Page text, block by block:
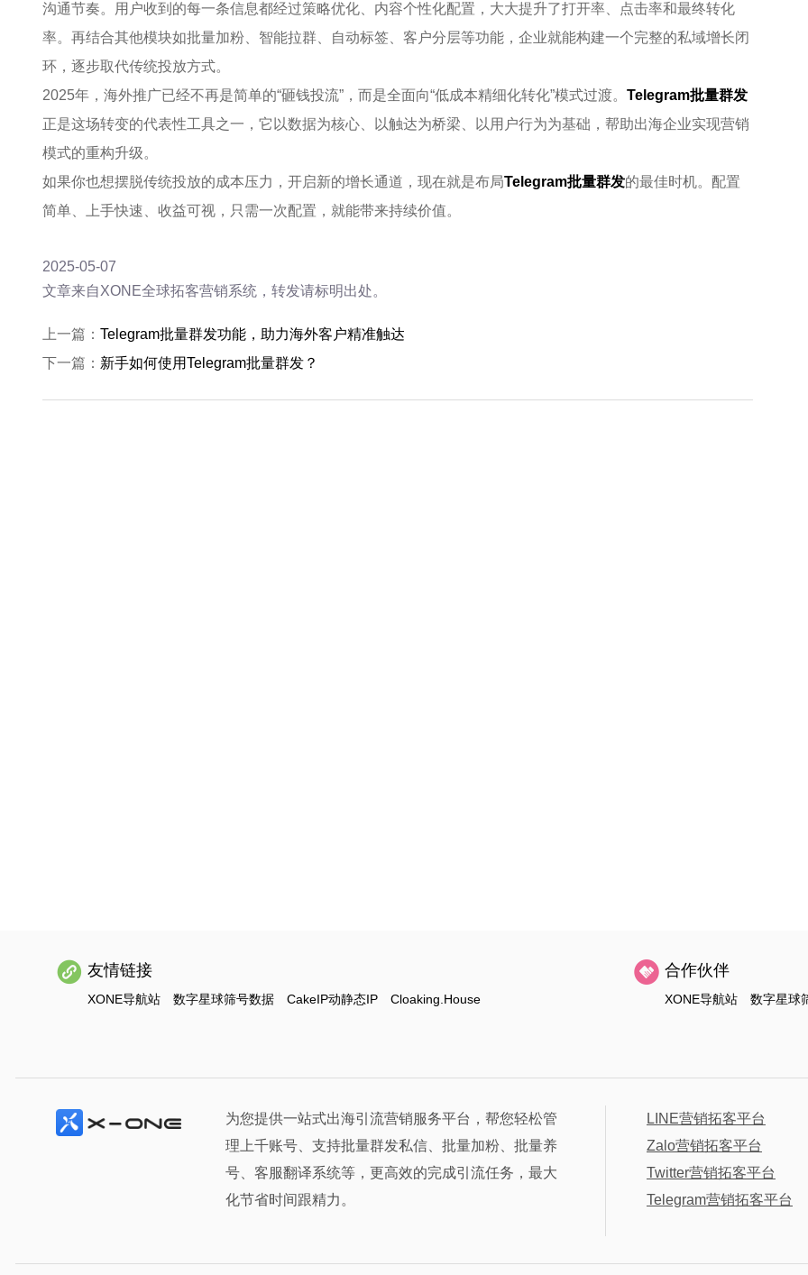
沟通节奏。用户收到的每一条信息都经过策略优化、内容个性化配置，大大提升了打开率、点击率和最终转化
率。再结合其他模块如批量加粉、智能拉群、自动标签、客户分层等功能，企业就能构建一个完整的私域增长闭
环，逐步取代传统投放方式。
2025年，海外推广已经不再是简单的“砸钱投流”，而是全面向“低成本精细化转化”模式过渡。 Telegram批量群发
正是这场转变的代表性工具之一，它以数据为核心、以触达为桥梁、以用户行为为基础，帮助出海企业实现营销
模式的重构升级。
如果你也想摆脱传统投放的成本压力，开启新的增长通道，现在就是布局Telegram批量群发的最佳时机。配置
简单、上手快速、收益可视，只需一次配置，就能带来持续价值。
2025-05-07
文章来自XONE全球拓客营销系统，转发请标明出处。
上一篇： Telegram批量群发功能，助力海外客户精准触达
下一篇： 新手如何使用Telegram批量群发？
友情链接
XONE导航站 数字星球筛号数据 CakeIP动静态IP Cloaking.House
合作伙伴
XONE导航站 数字星球
为您提供一站式出海引流营销服务平台，帮您轻松管
理上千账号、支持批量群发私信、批量加粉、批量养
号、客服翻译系统等，更高效的完成引流任务，最大
化节省时间跟精力。
LINE营销拓客平台
Zalo营销拓客平台
Twitter营销拓客平台
Telegram营销拓客平台